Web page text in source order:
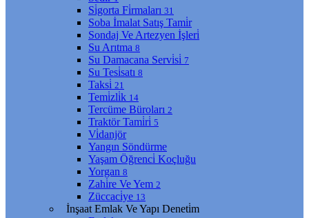
Si̇gorta Fi̇rmaları 31
Soba İmalat Satış Tami̇r
Sondaj Ve Artezyen İşleri̇
Su Arıtma 8
Su Damacana Servi̇si̇ 7
Su Tesi̇satı 8
Taksi̇ 21
Temi̇zli̇k 14
Tercüme Büroları 2
Traktör Tami̇ri̇ 5
Vi̇danjör
Yangın Söndürme
Yaşam Öğrenci̇ Koçluğu
Yorgan 8
Zahi̇re Ve Yem 2
Züccaci̇ye 13
İnşaat Emlak Ve Yapı Deneti̇m